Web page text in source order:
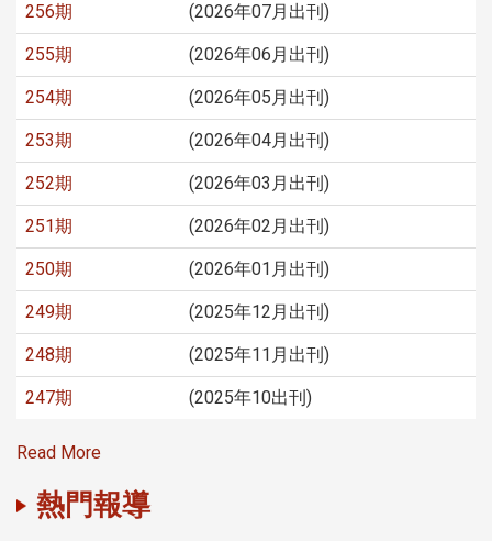
256期 (2026年07月出刊)
255期 (2026年06月出刊)
254期 (2026年05月出刊)
253期 (2026年04月出刊)
252期 (2026年03月出刊)
251期 (2026年02月出刊)
250期 (2026年01月出刊)
249期 (2025年12月出刊)
248期 (2025年11月出刊)
247期 (2025年10出刊)
Read More
熱門報導